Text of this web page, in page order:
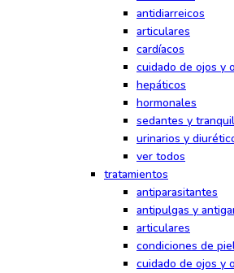
antidiarreicos
articulares
cardíacos
cuidado de ojos y
hepáticos
hormonales
sedantes y
urinarios y
ver todos
tratamientos
antiparasitantes
antipulgas y
articulares
condiciones de
cuidado de ojos y